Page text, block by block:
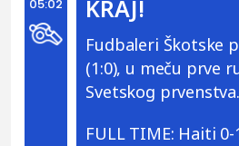
05:02 KRAJ!
Fudbaleri Škotske
(1:0), u meču prve
Svetskog prvenstva.
FULL TIME: Haiti